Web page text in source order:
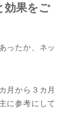
効果をご
ったか、ネッ
月から３カ月
に参考にして